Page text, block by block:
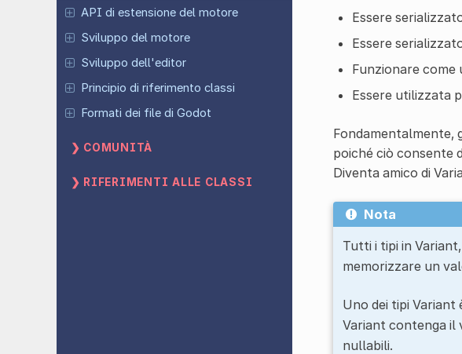
API di estensione del motore
Sviluppo del motore
Sviluppo dell'editor
Principio di riferimento classi
Formati dei file di Godot
COMUNITÀ
RIFERIMENTI ALLE CLASSI
Essere
Essere
Funzionare
Essere utilizzata
Fondamentalmente,
poiché ciò consente
Diventa amico di
Nota
Tutti i tipi in
memorizzare un
Uno dei tipi Variant
Variant contenga il
nullabili.